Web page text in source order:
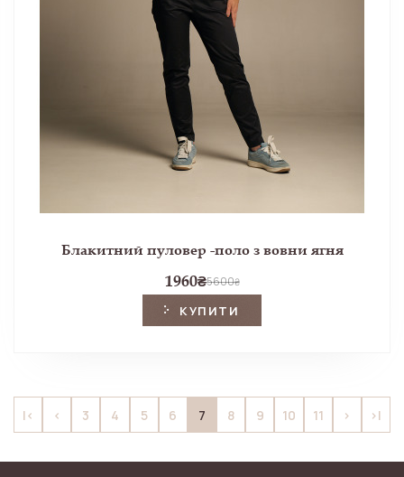
Блакитний пуловер -поло з вовни ягня
1960₴5600₴
КУПИТИ
|< < 3 4 5 6 7 8 9 10 11 > >|